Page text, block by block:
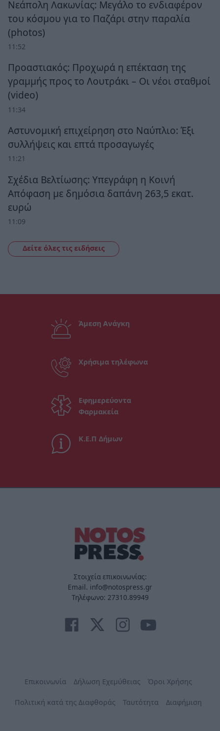
Νεάπολη Λακωνίας: Μεγάλο το ενδιαφέρον
του κόσμου για το Παζάρι στην παραλία
(photos)
11:52
Προαστιακός: Προχωρά η επέκταση της
γραμμής προς το Λουτράκι – Οι νέοι σταθμοί
(video)
11:34
Αστυνομική επιχείρηση στο Ναύπλιο: Έξι
συλλήψεις και επτά προσαγωγές
11:21
Σχέδια Βελτίωσης: Υπεγράφη η Κοινή
Απόφαση με δημόσια δαπάνη 263,5 εκατ.
ευρώ
11:09
Δείτε όλες τις ειδήσεις
Άμεση Ανάγκη
Χρήσιμα τηλέφωνα
Εφημερεύοντα
Φαρμακεία
Κ.Ε.Π Δήμων
Στοιχεία επικοινωνίας:
Email. info@notospress.gr
Τηλέφωνο: 27310.89949
Επικοινωνία Δήλωση Εχεμύθειας Όροι Χρήσης
Πολιτική κατά της Διαφθοράς Ταυτότητα Διαφήμιση